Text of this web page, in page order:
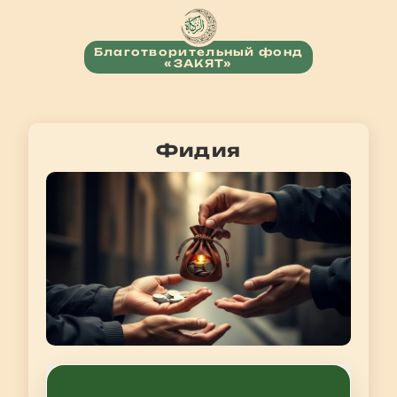
Благотворительный фонд
«ЗАКЯТ»
Фидия